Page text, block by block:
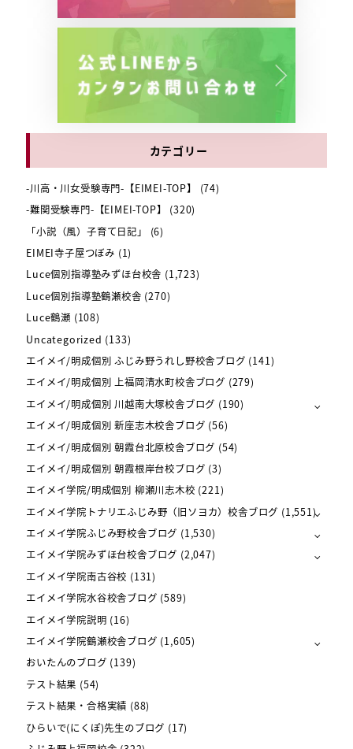
カテゴリー
-川高・川女受験専門-【EIMEI-TOP】
(74)
-難関受験専門-【EIMEI-TOP】
(320)
「小説（風）子育て日記」
(6)
EIMEI寺子屋つぼみ (1)
Luce個別指導塾みずほ台校舎 (1,723)
Luce個別指導塾鶴瀬校舎 (270)
Luce鶴瀬 (108)
Uncategorized (133)
エイメイ/明成個別 ふじみ野うれし野校舎ブログ (141)
エイメイ/明成個別 上福岡清水町校舎ブログ (279)
エイメイ/明成個別 川越南大塚校舎ブログ (190)
エイメイ/明成個別 新座志木校舎ブログ (56)
エイメイ/明成個別 朝霞台北原校舎ブログ (54)
エイメイ/明成個別 朝霞根岸台校ブログ (3)
エイメイ学院/明成個別 柳瀬川志木校 (221)
エイメイ学院トナリエふじみ野（旧ソヨカ）校舎ブログ (1,551)
エイメイ学院ふじみ野校舎ブログ (1,530)
エイメイ学院みずほ台校舎ブログ (2,047)
エイメイ学院南古谷校 (131)
エイメイ学院水谷校舎ブログ (589)
エイメイ学院説明 (16)
エイメイ学院鶴瀬校舎ブログ (1,605)
おいたんのブログ (139)
テスト結果 (54)
テスト結果・合格実績 (88)
ひらいで(にくぽ)先生のブログ (17)